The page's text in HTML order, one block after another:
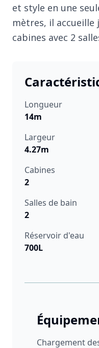
et style en une
mètres, il accueille
cabines avec 2
Longueur
14m
Largeur
4.27m
Cabines
2
Salles de bain
2
Réservoir d'eau
700L
Chargement